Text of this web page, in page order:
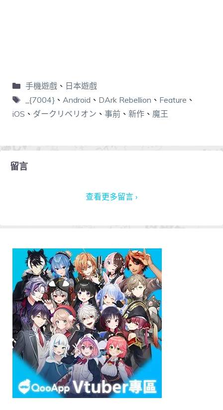
手機遊戲、 日本遊戲
_{7004}、 Android 、 DArk Rebellion 、 Feature 、
iOS 、 ダークリベリオン 、 事前 、 新作 、 魔王
留言
查看更多留言 ›